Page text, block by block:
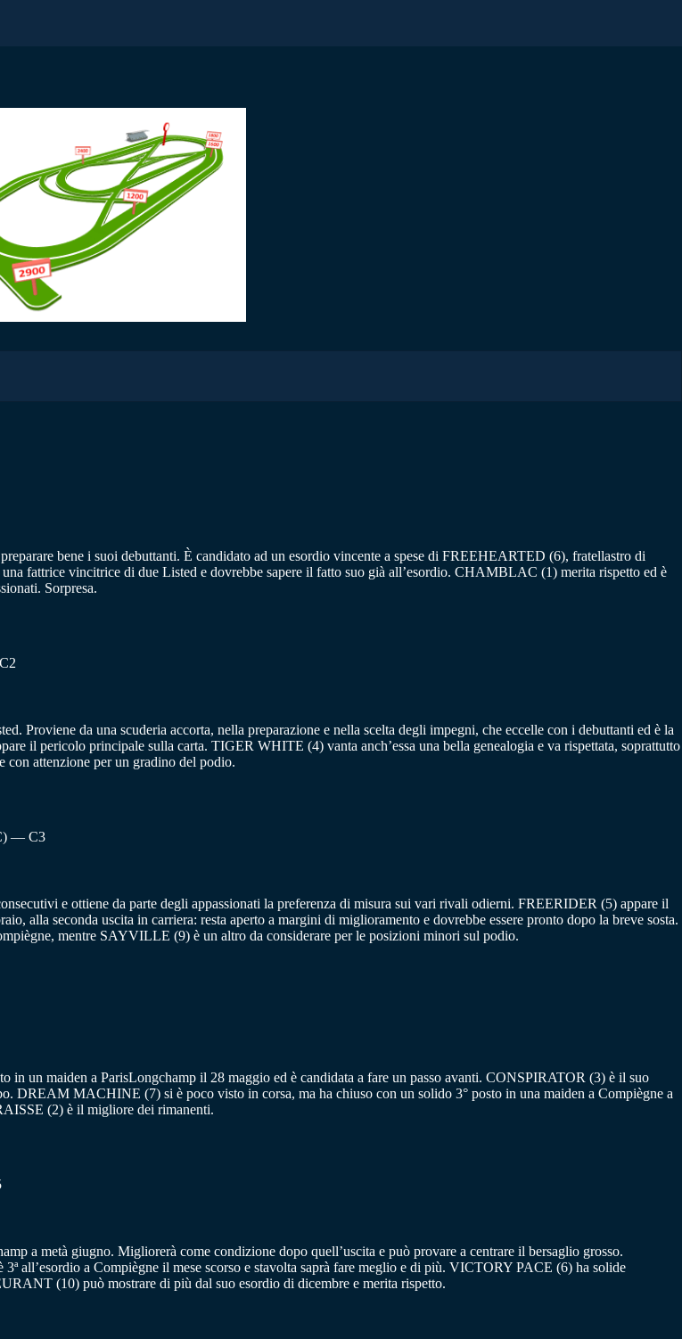
bene i suoi debuttanti. È candidato ad un esordio vincente a spese di FREEHEARTED (6), fratellastro di
fattrice vincitrice di due Listed e dovrebbe sapere il fatto suo già all’esordio. CHAMBLAC (1) merita rispetto ed è
Sorpresa.
da una scuderia accorta, nella preparazione e nella scelta degli impegni, che eccelle con i debuttanti ed è la
il pericolo principale sulla carta. TIGER WHITE (4) vanta anch’essa una bella genealogia e va rispettata, soprattutto
con attenzione per un gradino del podio.
— C3
e ottiene da parte degli appassionati la preferenza di misura sui vari rivali odierni. FREERIDER (5) appare il
alla seconda uscita in carriera: resta aperto a margini di miglioramento e dovrebbe essere pronto dopo la breve sosta.
mentre SAYVILLE (9) è un altro da considerare per le posizioni minori sul podio.
un maiden a ParisLongchamp il 28 maggio ed è candidata a fare un passo avanti. CONSPIRATOR (3) è il suo
DREAM MACHINE (7) si è poco visto in corsa, ma ha chiuso con un solido 3° posto in una maiden a Compiègne a
(2) è il migliore dei rimanenti.
a metà giugno. Migliorerà come condizione dopo quell’uscita e può provare a centrare il bersaglio grosso.
all’esordio a Compiègne il mese scorso e stavolta saprà fare meglio e di più. VICTORY PACE (6) ha solide
(10) può mostrare di più dal suo esordio di dicembre e merita rispetto.